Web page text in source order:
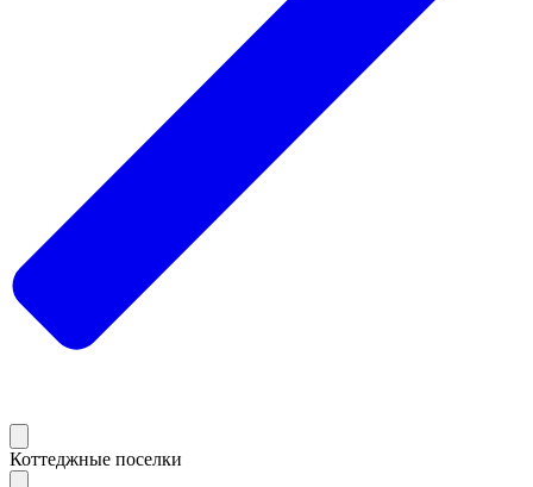
Коттеджные поселки